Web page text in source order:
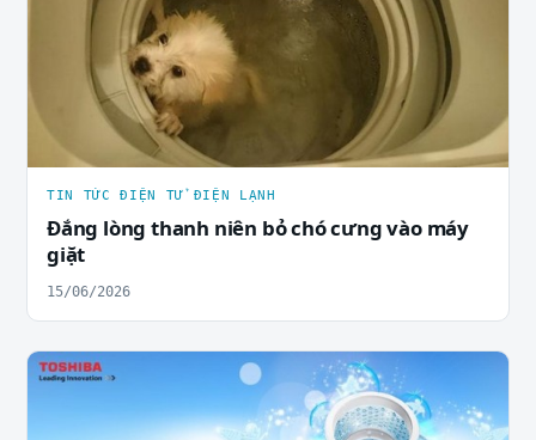
TIN TỨC ĐIỆN TỬ ĐIỆN LẠNH
Đắng lòng thanh niên bỏ chó cưng vào máy
giặt
15/06/2026